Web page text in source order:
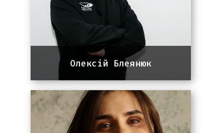
Олексій Блеянюк
Team lead команди SEO
4 роки досвіду в сфері, напрямки:
Fintech, E-commerce, Construction,
Transportation, Healthcare